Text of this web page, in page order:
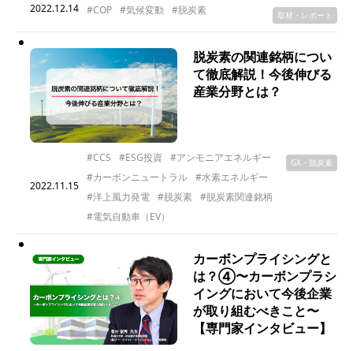
2022.12.14 #COP #気候変動 #脱炭素 取材・レポート
脱炭素の関連銘柄につい
て徹底解説！今後伸びる
産業分野とは？
2022.11.15
#CCS #ESG投資
#アンモニアエネルギー
#カーボンニュートラル
#水素エネルギー
#洋上風力発電
#脱炭素
#脱炭素関連銘柄
#電気自動車（EV）
GX・脱炭素
カーボンプライシングと
は？④〜カーボンプラシ
イングにおいて今後企業
が取り組むべきこと〜
【専門家インタビュー】